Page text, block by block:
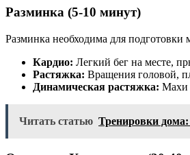
Разминка (5-10 минут)
Разминка необходима для
Кардио: Легкий бег на месте,
Растяжка: Вращения головой,
Динамическая растяжка: Махи
Читать статью Тренировки